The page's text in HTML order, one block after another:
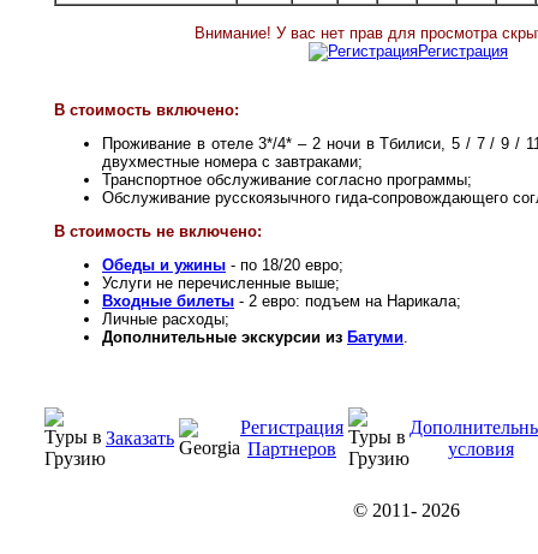
Внимание! У вас нет прав для просмотра
Регистрация
В стоимость включено:
Проживание в отеле 3*/4* – 2 ночи в Тбилиси, 5 / 7 / 9 /
двухместные номера с завтраками;
Транспортное обслуживание согласно программы;
Обслуживание русскоязычного гида-сопровождающего
В стоимость не включено:
Обеды и ужины - по 18/20 евро;
Услуги не перечисленные выше;
Входные билеты - 2 евро: подъем на Нарикала;
Личные расходы;
Дополнительные экскурсии из Батуми.
Заказать
Регистрация
Партнеров
условия
© 2011- 2026